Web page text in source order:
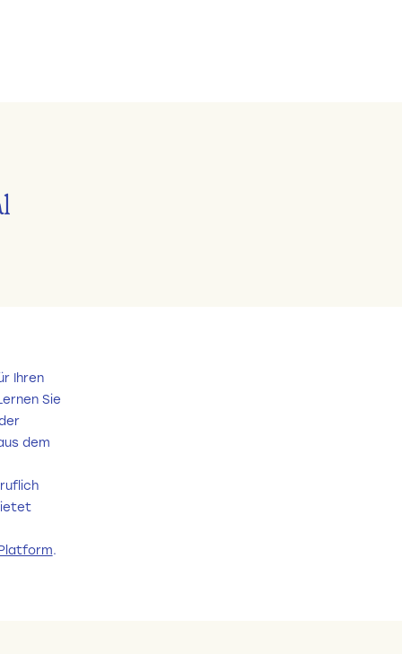
Ihren
Sie
dem
.